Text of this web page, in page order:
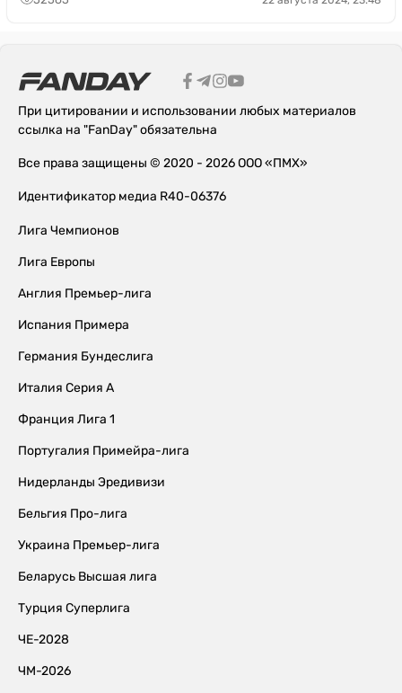
При цитировании и использовании любых материалов
ссылка на "FanDay" обязательна
Все права защищены © 2020 - 2026 ООО «ПМХ»
Идентификатор медиа R40-06376
Лига Чемпионов
Лига Европы
Англия Премьер-лига
Испания Примера
Германия Бундеслига
Италия Серия А
Франция Лига 1
Португалия Примейра-лига
Нидерланды Эредивизи
Бельгия Про-лига
Украина Премьер-лига
Беларусь Высшая лига
Турция Суперлига
ЧЕ-2028
ЧМ-2026